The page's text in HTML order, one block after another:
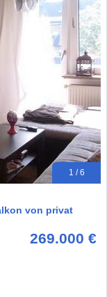
1 / 6
von privat
269.000 €